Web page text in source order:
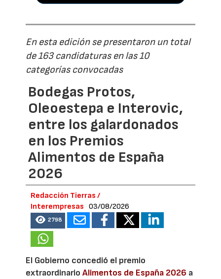
En esta edición se presentaron un total
de 163 candidaturas en las 10
categorías convocadas
Bodegas Protos,
Oleoestepa e Interovic,
entre los galardonados
en los Premios
Alimentos de España
2026
Redacción Tierras /
Interempresas
03/08/2026
2798
El Gobierno concedió el premio
extraordinarioAlimentos de España 2026 a